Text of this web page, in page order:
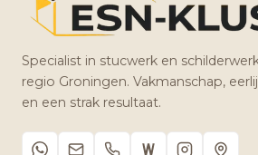
Specialist in stucwerk en
regio Groningen. Vakmanschap,
en een strak resultaat.